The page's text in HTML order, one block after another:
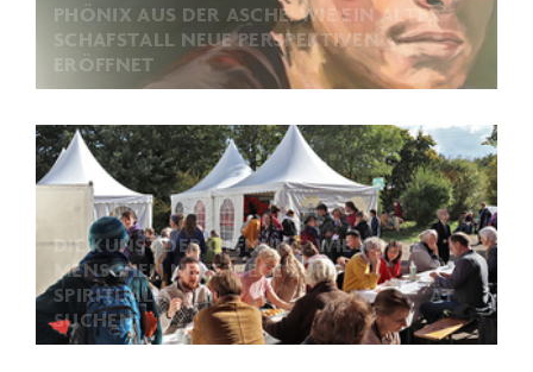
PHÖNIX AUS DER ASCHE: WIE EIN ALTER
SCHAFSTALL NEUE PERSPEKTIVEN
ERÖFFNET
DIE KUNST DER ÖFFNUNG: WIE JUNGE
MENSCHEN NEUE WEGE ZUR
SPIRITUALITÄT
SUCHEN